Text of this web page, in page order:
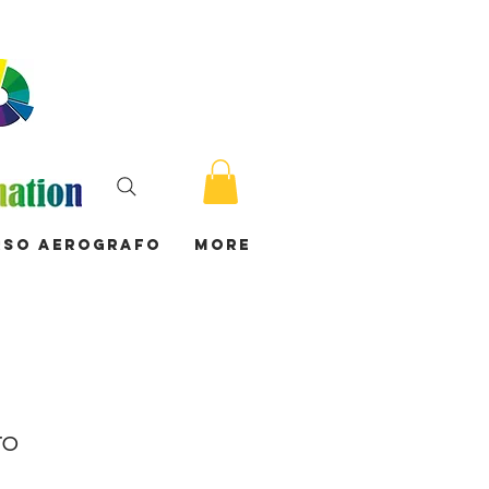
Aerografo More